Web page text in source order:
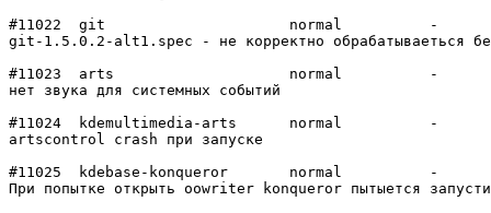
#11022	git             	normal  	-
git-1.5.0.2-alt1.spec - не корректно обрабатываеться
#11023	arts            	normal  	-
нет звука для системных событий
#11024	kdemultimedia-arts	normal  	-
artscontrol сrash при запуске
#11025	kdebase-konqueror	normal  	-
При попытке открыть oowriter konqueror пытыется